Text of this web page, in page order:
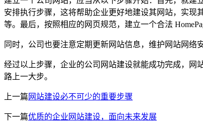
安排执行步骤，这将帮助企业更好地建设其网站，实现
等。最后，按照相应的网页规范，建立一个合法
同时，公司也要注意定期更新网站信息，维护网站网络
经过以上步骤，企业的公司网站建设就能成功完成，网
路上一大步。
上一篇 网站建设必不可少的重要步骤
下一篇优质的企业网站建设，面向未来发展